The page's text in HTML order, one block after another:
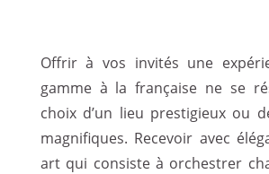
Offrir à vos invités une
gamme à la française ne se
choix d’un lieu prestigieux ou
magnifiques. Recevoir avec
art qui consiste à orchestrer